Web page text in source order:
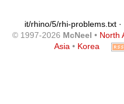
it/rhino/5/rhi-problems.txt
© 1997-2026 McNeel • North
Asia • Korea